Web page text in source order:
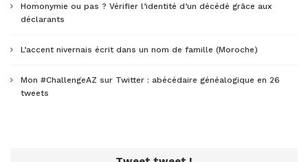
Homonymie ou pas ? Vérifier l’identité d’un décédé grâce aux
déclarants
L’accent nivernais écrit dans un nom de famille (Moroche)
Mon #ChallengeAZ sur Twitter : abécédaire généalogique en 26
tweets